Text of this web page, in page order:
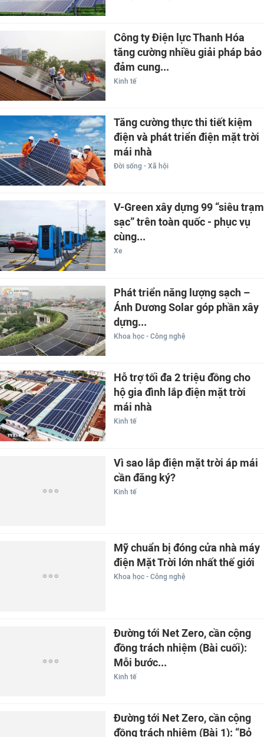
Công ty Điện lực Thanh Hóa
tăng cường nhiều giải pháp bảo
đảm cung...
Kinh tế
Tăng cường thực thi tiết kiệm
điện và phát triển điện mặt trời
mái nhà
Đời sống - Xã hội
V-Green xây dựng 99 “siêu trạm
sạc” trên toàn quốc - phục vụ
cùng...
Xe
Phát triển năng lượng sạch –
Ánh Dương Solar góp phần xây
dựng...
Khoa học - Công nghệ
Hỗ trợ tối đa 2 triệu đồng cho
hộ gia đình lắp điện mặt trời
mái nhà
Kinh tế
Vì sao lắp điện mặt trời áp mái
cần đăng ký?
Kinh tế
Mỹ chuẩn bị đóng cửa nhà máy
điện Mặt Trời lớn nhất thế giới
Khoa học - Công nghệ
Đường tới Net Zero, cần cộng
đồng trách nhiệm (Bài cuối):
Mỗi bước...
Kinh tế
Đường tới Net Zero, cần cộng
đồng trách nhiệm (Bài 1): “Bỏ